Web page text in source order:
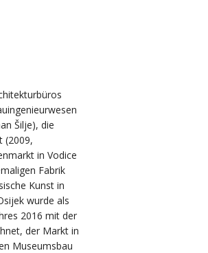
Šilje), die
(2009,
in Vodice
Fabrik
Kunst in
wurde als
2016 mit der
der Markt in
Museumsbau